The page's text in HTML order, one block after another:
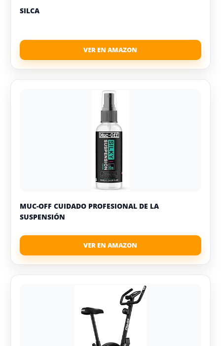
SILCA
MUC-OFF CUIDADO PROFESIONAL DE LA
SUSPENSIÓN